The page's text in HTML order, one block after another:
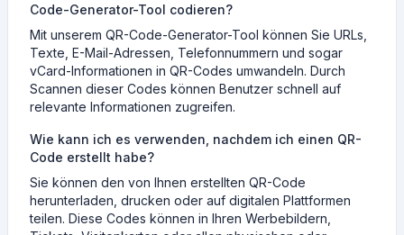
Code-Generator-Tool codieren?
Mit unserem QR-Code-Generator-Tool können Sie URLs,
Texte, E-Mail-Adressen, Telefonnummern und sogar
vCard-Informationen in QR-Codes umwandeln. Durch
Scannen dieser Codes können Benutzer schnell auf
relevante Informationen zugreifen.
Wie kann ich es verwenden, nachdem ich einen QR-
Code erstellt habe?
Sie können den von Ihnen erstellten QR-Code
herunterladen, drucken oder auf digitalen Plattformen
teilen. Diese Codes können in Ihren Werbebildern,